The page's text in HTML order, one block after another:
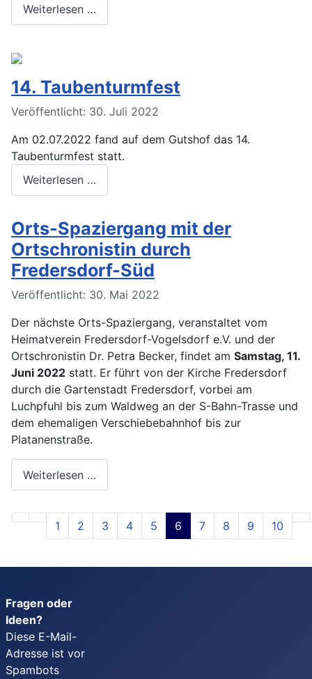
Weiterlesen …
14. Taubenturmfest
Veröffentlicht: 30. Juli 2022
Am 02.07.2022 fand auf dem Gutshof das 14.
Taubenturmfest statt.
Weiterlesen …
Orts-Spaziergang mit der
Ortschronistin durch
Fredersdorf-Süd
Veröffentlicht: 30. Mai 2022
Der nächste Orts-Spaziergang, veranstaltet vom
Heimatverein Fredersdorf-Vogelsdorf e.V. und der
Ortschronistin Dr. Petra Becker, findet am Samstag, 11.
Juni 2022 statt. Er führt von der Kirche Fredersdorf
durch die Gartenstadt Fredersdorf, vorbei am
Luchpfuhl bis zum Waldweg an der S-Bahn-Trasse und
dem ehemaligen Verschiebebahnhof bis zur
Platanenstraße.
Weiterlesen …
1 2 3 4 5 6 7 8 9 10
Fragen oder
Ideen?
Diese E-Mail-
Adresse ist vor
Spambots